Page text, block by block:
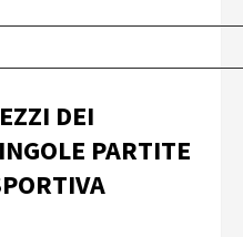
DEI
PARTITE